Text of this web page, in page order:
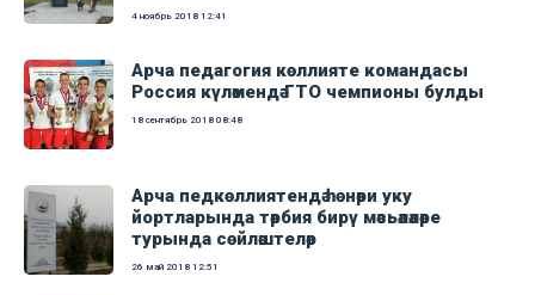
4 ноябрь 2018 12:41
Арча педагогия көллияте командасы
Россия күләмендә ГТО чемпионы булды
18 сентябрь 2018 08:48
Арча педкөллиятендә һөнәри уку
йортларында тәрбия бирү мәсьәләләре
турында сөйләштеләр
26 май 2018 12:51